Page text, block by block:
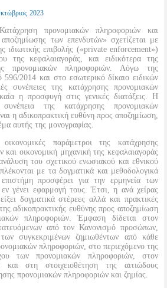
2023
προνομιακών πληροφοριών και
αποζημίωσης των επενδυτών» σχετίζεται με
ιδιωτικής επιβολής («private enforcement»)
της κεφαλαιαγοράς, και ειδικότερα της
προνομιακών πληροφοριών. Λόγω της
2014 και στο εσωτερικό δίκαιο ειδικών
συνέπειες της κατάχρησης προνομιακών
η προσφυγή στις γενικές διατάξεις. Η
συνέπεια της κατάχρησης προνομιακών
η αδικοπρακτική ευθύνη προς αποζημίωση,
αυτής της μονογραφίας.
παράμετροι της κατάχρησης
οικονομική μηχανική της κεφαλαιαγοράς
του σχετικού ενωσιακού και εθνικού
με τα δογματικά και μεθοδολογικά
προσφέρει για την ερμηνεία των
γένει εφαρμογή τους. Έτσι, η ανά χείρας
δογματικά στέρεες αλλά και πρακτικές
αδικοπρακτικής ευθύνης προς αποζημίωση
πληροφοριών. Έμφαση δίδεται στον
από τον Κανονισμό προσώπων,
συγκεκριμένων ζημιωθέντων από κάθε
πληροφοριών, στο περιεχόμενο της
των προνομιακών πληροφοριών, στον
και στη στοιχειοθέτηση της αιτιώδους
προνομιακών πληροφοριών και ζημίας.